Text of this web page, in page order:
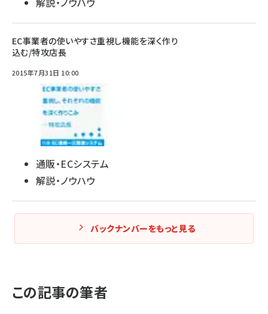
EC事業者の使いやすさ重視し機能を深く作り
込む/特攻店長
2015年7月31日 10:00
通販・ECシステム
解説・ノウハウ
バックナンバーをもっと見る
この記事の筆者